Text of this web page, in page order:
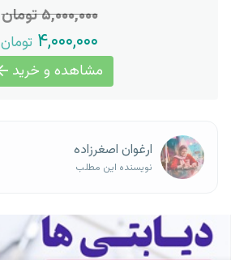
۵,۰۰۰,۰۰۰ تومان
۴,۰۰۰,۰۰۰ تومان
مشاهده و خرید
ارغوان اصغرزاده
نویسنده این مطلب